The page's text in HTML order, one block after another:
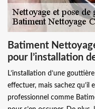
Batiment
pour l’installation
L’installation d’une
effectuer, mais sachez qu’il
professionnel comme